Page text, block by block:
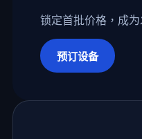
锁定首批价格，成
预订设备